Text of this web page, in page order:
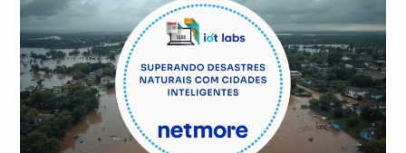
desastres
naturais
com
cidades
inteligentes